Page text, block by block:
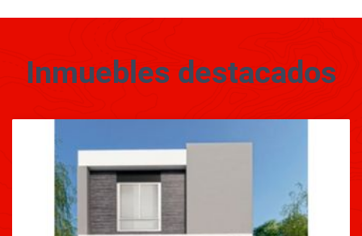
Inmuebles destacados